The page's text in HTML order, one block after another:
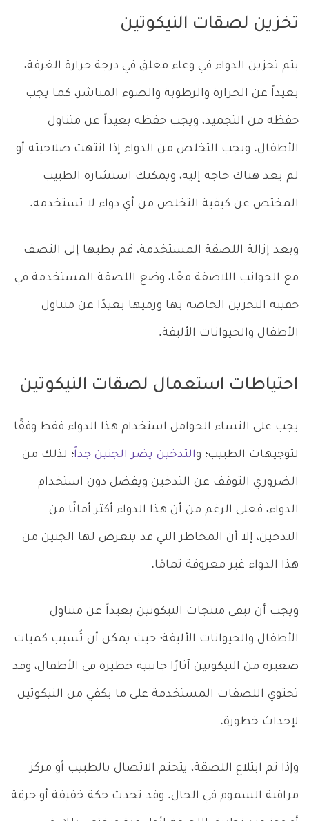
تخزين لصقات النيكوتين
يتم تخزين الدواء في وعاء مغلق في درجة حرارة الغرفة،
بعيداً عن الحرارة والرطوبة والضوء المباشر، كما يجب
حفظه من التجميد، ويجب حفظه بعيداً عن متناول
الأطفال. ويجب التخلص من الدواء إذا انتهت صلاحيته أو
لم يعد هناك حاجة إليه، ويمكنك استشارة الطبيب
المختص عن كيفية التخلص من أي دواء لا تستخدمه.
وبعد إزالة اللصقة المستخدمة، قم بطيها إلى النصف
مع الجوانب اللاصقة معًا، وضع اللصقة المستخدمة في
حقيبة التخزين الخاصة بها ورميها بعيدًا عن متناول
الأطفال والحيوانات الأليفة.
احتياطات استعمال لصقات النيكوتين
يجب على النساء الحوامل استخدام هذا الدواء فقط وفقًا
لتوجيهات الطبيب؛ والتدخين يضر الجنين جداً؛ لذلك من
الضروري التوقف عن التدخين ويفضل دون استخدام
الدواء، فعلى الرغم من أن هذا الدواء أكثر أمانًا من
التدخين، إلا أن المخاطر التي قد يتعرض لها الجنين من
هذا الدواء غير معروفة تمامًا.
ويجب أن تبقى منتجات النيكوتين بعيداً عن متناول
الأطفال والحيوانات الأليفة؛ حيث يمكن أن تُسبب كميات
صغيرة من النيكوتين آثارًا جانبية خطيرة في الأطفال، وقد
تحتوي اللصقات المستخدمة على ما يكفي من النيكوتين
لإحداث خطورة.
وإذا تم ابتلاع اللصقة، يتحتم الاتصال بالطبيب أو مركز
مراقبة السموم في الحال. وقد تحدث حكة خفيفة أو حرقة